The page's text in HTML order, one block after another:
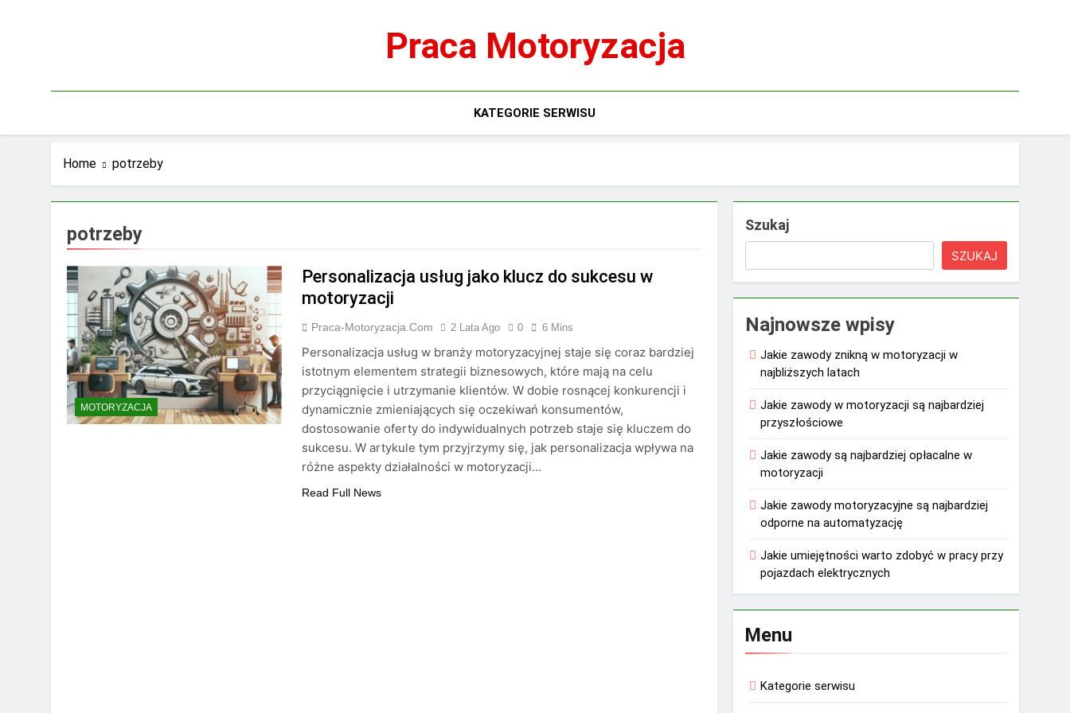
Praca Motoryzacja
KATEGORIE SERWISU
Home potrzeby
potrzeby
MOTORYZACJA
Personalizacja usług jako klucz do sukcesu w
motoryzacji
Praca-Motoryzacja.com 2 Lata Ago 0 6 Mins
Personalizacja usług w branży motoryzacyjnej staje się coraz bardziej
istotnym elementem strategii biznesowych, które mają na celu
przyciągnięcie i utrzymanie klientów. W dobie rosnącej konkurencji i
dynamicznie zmieniających się oczekiwań konsumentów,
dostosowanie oferty do indywidualnych potrzeb staje się kluczem do
sukcesu. W artykule tym przyjrzymy się, jak personalizacja wpływa na
różne aspekty działalności w motoryzacji…
Read Full News
Szukaj
SZUKAJ
Najnowsze wpisy
Jakie zawody znikną w motoryzacji w
najbliższych latach
Jakie zawody w motoryzacji są najbardziej
przyszłościowe
Jakie zawody są najbardziej opłacalne w
motoryzacji
Jakie zawody motoryzacyjne są najbardziej
odporne na automatyzację
Jakie umiejętności warto zdobyć w pracy przy
pojazdach elektrycznych
Menu
Kategorie serwisu